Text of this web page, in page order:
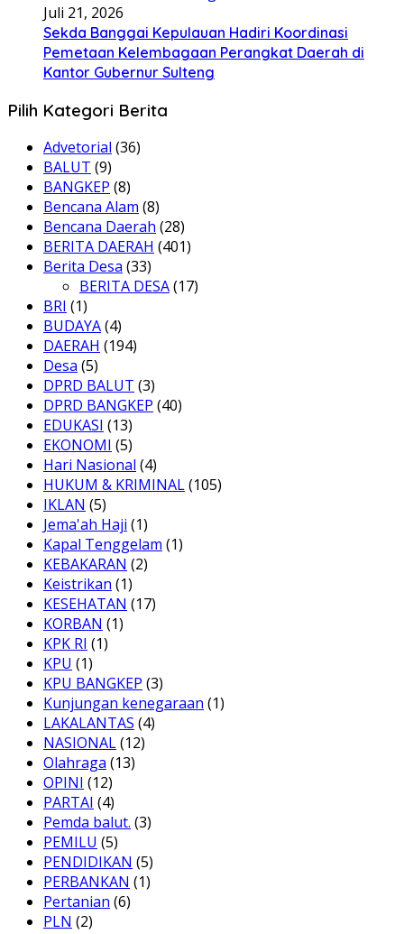
Juli 21, 2026
Sekda Banggai Kepulauan Hadiri Koordinasi
Pemetaan Kelembagaan Perangkat Daerah di
Kantor Gubernur Sulteng
Pilih Kategori Berita
Advetorial (36)
BALUT (9)
BANGKEP (8)
Bencana Alam (8)
Bencana Daerah (28)
BERITA DAERAH (401)
Berita Desa (33)
BERITA DESA(17)
BRI (1)
BUDAYA(4)
DAERAH (194)
Desa (5)
DPRD BALUT (3)
DPRD BANGKEP (40)
EDUKASI (13)
EKONOMI (5)
Hari Nasional (4)
HUKUM & KRIMINAL(105)
IKLAN (5)
Jema'ah Haji (1)
Kapal Tenggelam (1)
KEBAKARAN (2)
Keistrikan (1)
KESEHATAN (17)
KORBAN (1)
KPK RI (1)
KPU (1)
KPU BANGKEP (3)
Kunjungan kenegaraan (1)
LAKALANTAS (4)
NASIONAL(12)
Olahraga (13)
OPINI (12)
PARTAI (4)
Pemda balut. (3)
PEMILU (5)
PENDIDIKAN (5)
PERBANKAN (1)
Pertanian (6)
PLN (2)